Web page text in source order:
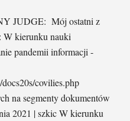
JUDGE: Mój ostatni z
W kierunku nauki
pandemii informacji -
covilies.php
na segmenty dokumentów
2021 | szkic W kierunku